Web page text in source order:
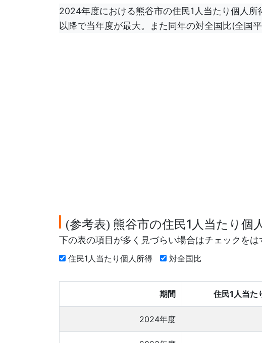
2024年度における熊谷市の住民1人当たり個人
以降で当年度が最大。また同年の対全国比(全国
(参考表) 熊谷市の住民1人当たり個
下の表の項目が多く見づらい場合はチェックをは
住民1人当たり個人所得 対全国比
期間 住民1人当た
2024年度